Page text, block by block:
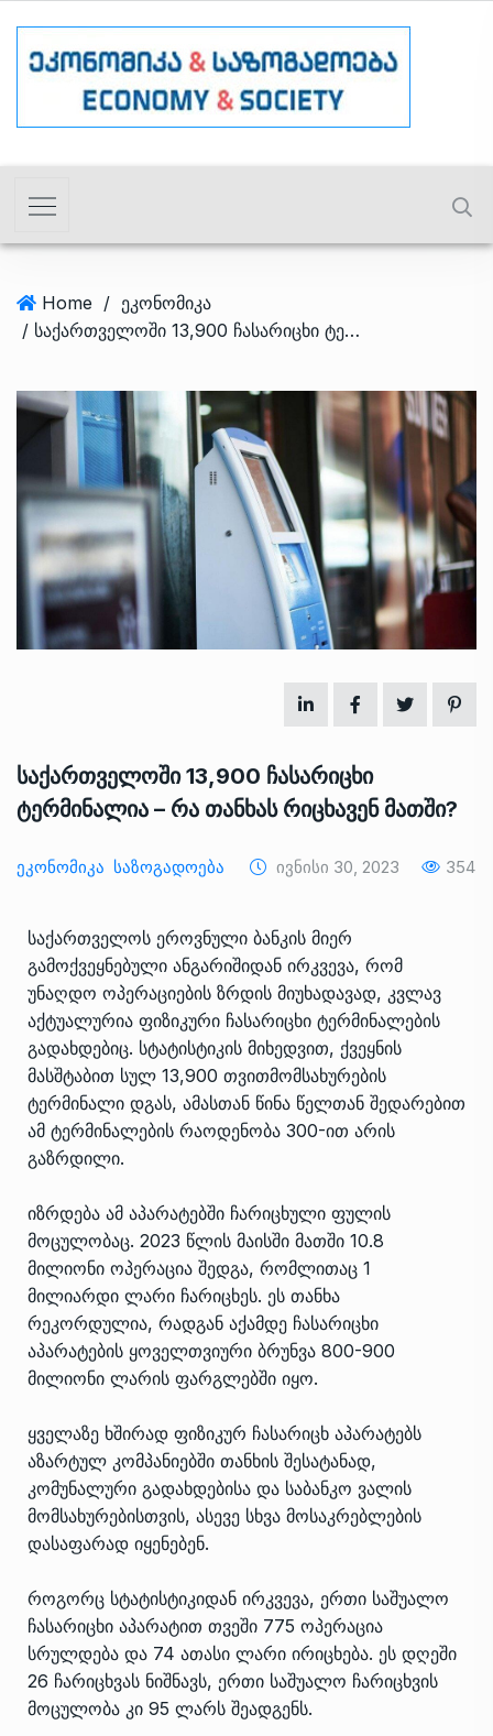
Home / ეკონომიკა
/ საქართველოში 13,900 ჩასარიცხი ტერმინალია – რა თანხას რიცხავენ მათში?
საქართველოში 13,900 ჩასარიცხი
ტერმინალია – რა თანხას რიცხავენ მათში?
Ეკონომიკა Საზოგადოება Ივნისი 30, 2023 354
საქართველოს ეროვნული ბანკის მიერ
გამოქვეყნებული ანგარიშიდან ირკვევა, რომ
უნაღდო ოპერაციების ზრდის მიუხადავად, კვლავ
აქტუალურია ფიზიკური ჩასარიცხი ტერმინალების
გადახდებიც. სტატისტიკის მიხედვით, ქვეყნის
მასშტაბით სულ 13,900 თვითმომსახურების
ტერმინალი დგას, ამასთან წინა წელთან შედარებით
ამ ტერმინალების რაოდენობა 300-ით არის
გაზრდილი.
იზრდება ამ აპარატებში ჩარიცხული ფულის
მოცულობაც. 2023 წლის მაისში მათში 10.8
მილიონი ოპერაცია შედგა, რომლითაც 1
მილიარდი ლარი ჩარიცხეს. ეს თანხა
რეკორდულია, რადგან აქამდე ჩასარიცხი
აპარატების ყოველთვიური ბრუნვა 800-900
მილიონი ლარის ფარგლებში იყო.
ყველაზე ხშირად ფიზიკურ ჩასარიცხ აპარატებს
აზარტულ კომპანიებში თანხის შესატანად,
კომუნალური გადახდებისა და საბანკო ვალის
მომსახურებისთვის, ასევე სხვა მოსაკრებლების
დასაფარად იყენებენ.
როგორც სტატისტიკიდან ირკვევა, ერთი საშუალო
ჩასარიცხი აპარატით თვეში 775 ოპერაცია
სრულდება და 74 ათასი ლარი ირიცხება. ეს დღეში
26 ჩარიცხვას ნიშნავს, ერთი საშუალო ჩარიცხვის
მოცულობა კი 95 ლარს შეადგენს.